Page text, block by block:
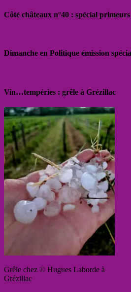
Côté châteaux n°40 : spécial
Dimanche en Politique émission
Vin…tempéries : grêle à Grézillac
Grêle chez © Hugues Laborde à
Grézillac